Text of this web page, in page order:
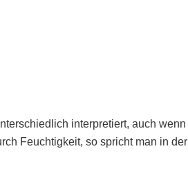
interpretiert, auch wenn
Feuchtigkeit, so spricht man in der